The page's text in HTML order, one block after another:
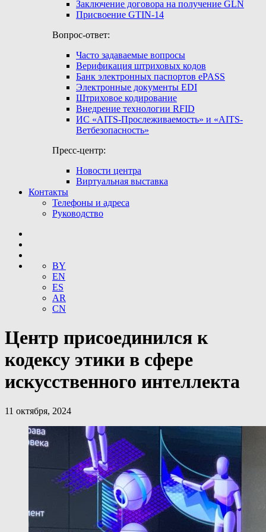
Заключение договора на получение GLN
Присвоение GTIN-14
Вопрос-ответ:
Часто задаваемые вопросы
Верификация штриховых кодов
Банк электронных паспортов ePASS
Электронные документы EDI
Штриховое кодирование
Внедрение технологии RFID
ИС «AITS-Прослеживаемость» и «AITS-
Ветбезопасность»
Пресс-центр:
Новости центра​
Виртуальная выставка
Контакты
Телефоны и адреса
Руководство
BY
EN
ES
AR
CN
Центр присоединился к
кодексу этики в сфере
искусственного интеллекта
11 октября, 2024